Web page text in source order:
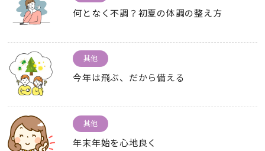
何となく不調？初夏の体調の整え方
其他
今年は飛ぶ、 だから備える
其他
年末年始を心地良く